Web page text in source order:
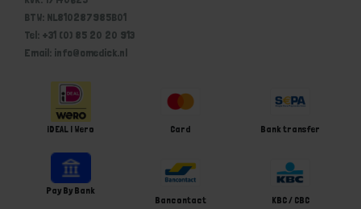
BTW: NL810287985B01
Tel: +31 (0) 85 20 20 913
Email: info@omedick.nl
iDEAL | Wero Card Bank transfer
Pay By Bank
Bancontact
KBC / CBC